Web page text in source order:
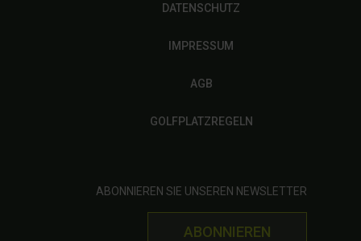
DATENSCHUTZ
IMPRESSUM
AGB
GOLFPLATZREGELN
ABONNIEREN SIE UNSEREN NEWSLETTER
ABONNIEREN